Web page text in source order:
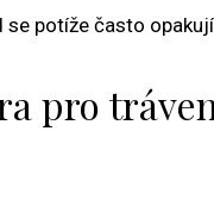
potíže často opakují
pro